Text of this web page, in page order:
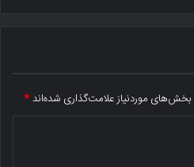
بخش‌های موردنیاز علامت‌گذاری شده‌اند*